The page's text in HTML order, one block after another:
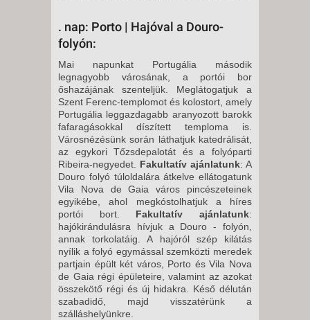
. nap: Porto | Hajóval a Douro-
folyón:
Mai napunkat Portugália második
legnagyobb városának, a portói bor
őshazájának szenteljük. Meglátogatjuk a
Szent Ferenc-templomot és kolostort, amely
Portugália leggazdagabb aranyozott barokk
fafaragásokkal díszített temploma is.
Városnézésünk során láthatjuk katedrálisát,
az egykori Tőzsdepalotát és a folyóparti
Ribeira-negyedet. Fakultatív ajánlatunk: A
Douro folyó túloldalára átkelve ellátogatunk
Vila Nova de Gaia város pincészeteinek
egyikébe, ahol megkóstolhatjuk a híres
portói bort. Fakultatív ajánlatunk:
hajókirándulásra hívjuk a Douro - folyón,
annak torkolatáig. A hajóról szép kilátás
nyílik a folyó egymással szemközti meredek
partjain épült két város, Porto és Vila Nova
de Gaia régi épületeire, valamint az azokat
összekötő régi és új hidakra. Késő délután
szabadidő, majd visszatérünk a
szálláshelyünkre.